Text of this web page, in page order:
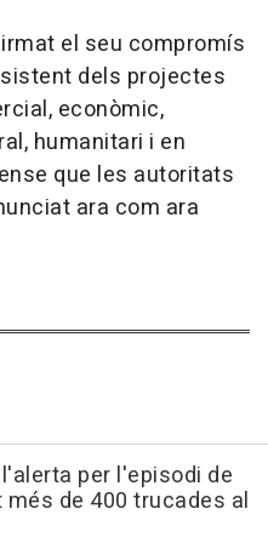
el seu compromís
dels projectes
econòmic,
humanitari i en
que les autoritats
ara com ara
per l'episodi de
de 400 trucades al